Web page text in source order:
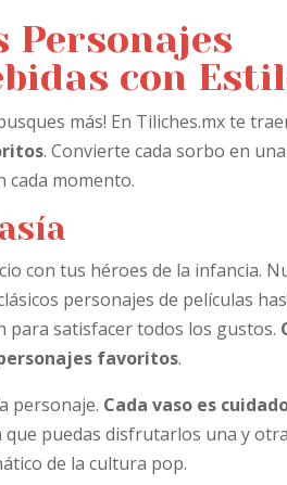
Personajes
con
más! En Tiliches.mx te
. Convierte cada sorbo en
cada momento.
con tus héroes de la infancia.
personajes de películas
para satisfacer todos los gustos.
favoritos.
personaje. Cada vaso es
que puedas disfrutarlos una y
de la cultura pop.